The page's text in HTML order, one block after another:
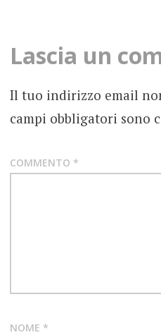
SURVIVE
FOTOGRAFIE
GLAM
BRATTA?
Lascia un
Il tuo indirizzo email
campi obbligatori sono
COMMENTO *
NOME *